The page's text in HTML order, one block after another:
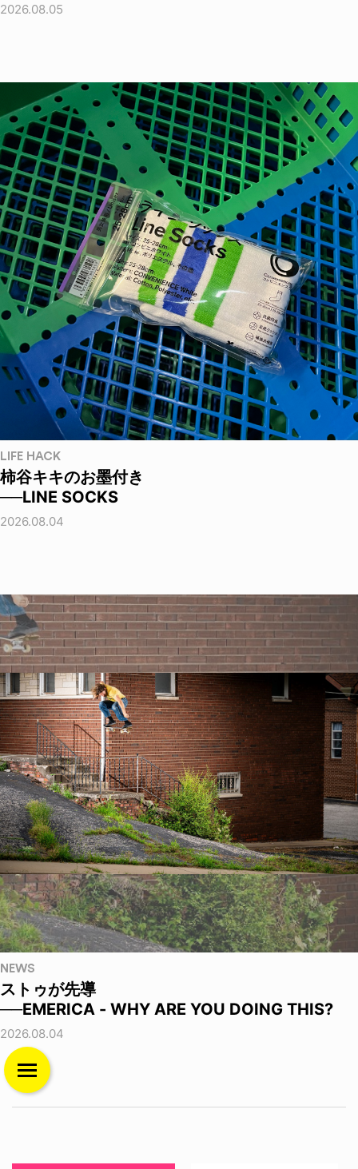
2026.08.05
LIFE HACK
柿谷キキのお墨付き
──LINE SOCKS
2026.08.04
NEWS
ストゥが先導
──EMERICA - WHY ARE YOU DOING THIS?
2026.08.04